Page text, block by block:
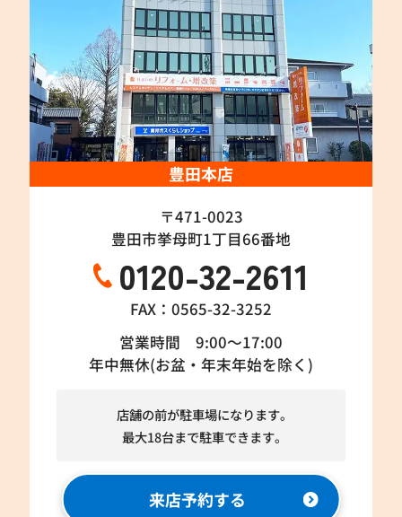
豊田本店
〒471-0023
豊田市挙母町1丁目66番地
0120-32-2611
FAX：0565-32-3252
営業時間 9:00～17:00
年中無休(お盆・年末年始を除く)
店舗の前が駐車場になります。
最大18台まで駐車できます。
来店予約する